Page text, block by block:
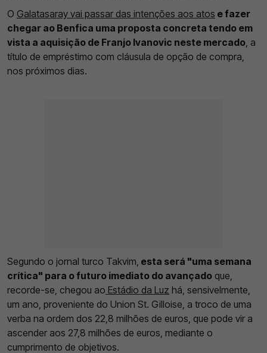
O Galatasaray vai passar das intenções aos atos e fazer
chegar ao Benfica uma proposta concreta tendo em
vista a aquisição de Franjo Ivanovic neste mercado , a
título de empréstimo com cláusula de opção de compra,
nos próximos dias.
Segundo o jornal turco Takvim, esta será "uma semana
crítica" para o futuro imediato do avançado que,
recorde-se, chegou ao Estádio da Luz há, sensivelmente,
um ano, proveniente do Union St. Gilloise, a troco de uma
verba na ordem dos 22,8 milhões de euros, que pode vir a
ascender aos 27,8 milhões de euros, mediante o
cumprimento de objetivos.